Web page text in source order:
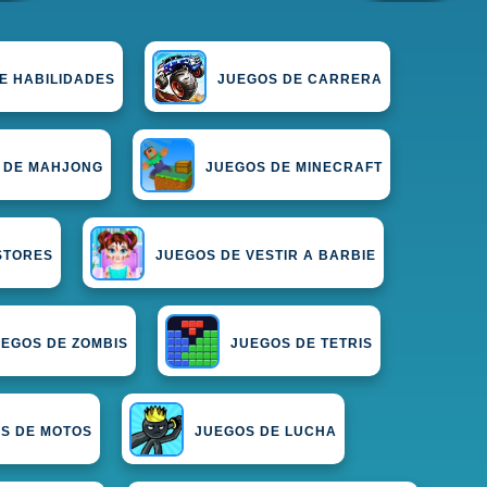
HABILIDADES JUEGOS DE CARRERA
MAHJONG JUEGOS DE MINECRAFT
JUEGOS DE VESTIR A BARBIE
DE ZOMBIS JUEGOS DE TETRIS
DE MOTOS JUEGOS DE LUCHA